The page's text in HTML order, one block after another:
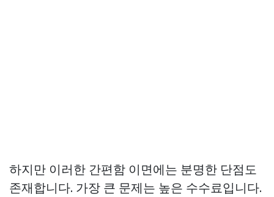
하지만 이러한 간편함 이면에는 분명한 단점도
존재합니다. 가장 큰 문제는 높은 수수료입니다.